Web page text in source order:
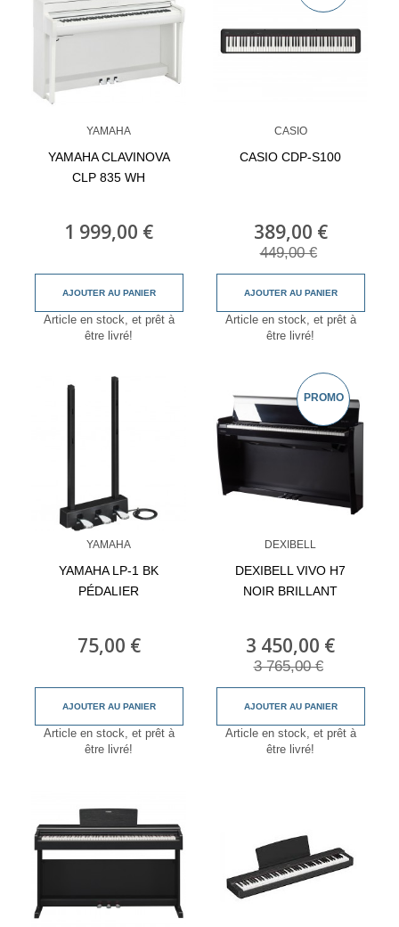
YAMAHA
YAMAHA CLAVINOVA
CLP 835 WH
1 999,00 €
AJOUTER AU PANIER
Article en stock, et prêt à
être livré!
CASIO
CASIO CDP-S100
389,00 €
449,00 €
AJOUTER AU PANIER
Article en stock, et prêt à
être livré!
YAMAHA
YAMAHA LP-1 BK
PÉDALIER
75,00 €
AJOUTER AU PANIER
Article en stock, et prêt à
être livré!
PROMO
DEXIBELL
DEXIBELL VIVO H7
NOIR BRILLANT
3 450,00 €
3 765,00 €
AJOUTER AU PANIER
Article en stock, et prêt à
être livré!